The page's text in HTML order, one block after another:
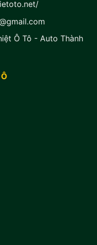
Ô Tô - Auto Thành